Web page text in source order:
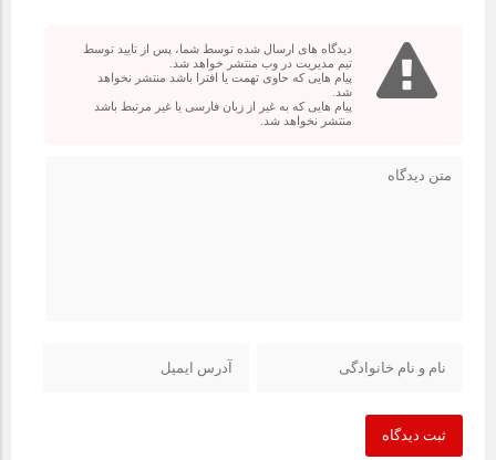
دیدگاه های ارسال شده توسط شما، پس از تایید توسط
تیم مدیریت در وب منتشر خواهد شد.
پیام هایی که حاوی تهمت یا افترا باشد منتشر نخواهد
شد.
پیام هایی که به غیر از زبان فارسی یا غیر مرتبط باشد
منتشر نخواهد شد.
ثبت دیدگاه